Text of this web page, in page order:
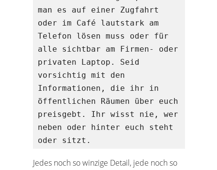
man es auf einer Zugfahrt
oder im Café lautstark am
Telefon lösen muss oder für
alle sichtbar am Firmen- oder
privaten Laptop. Seid
vorsichtig mit den
Informationen, die ihr in
öffentlichen Räumen über euch
preisgebt. Ihr wisst nie, wer
neben oder hinter euch steht
oder sitzt.
Jedes noch so winzige Detail, jede noch so